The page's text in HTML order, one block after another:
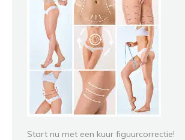
Start nu met een kuur figuurcorrectie!